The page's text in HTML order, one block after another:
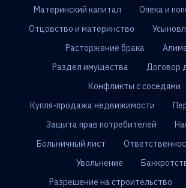
Материнский капитал
Опека и
Отцовство и материнство
Расторжение брака
Раздел имущества
Договор
Конфликты с соседями
Купля-продажа недвижимости
Защита прав потребителей
Больничный лист
Увольнение
Разрешение на строительство